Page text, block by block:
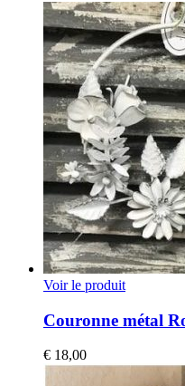
Voir le produit
Couronne métal
€ 18,00